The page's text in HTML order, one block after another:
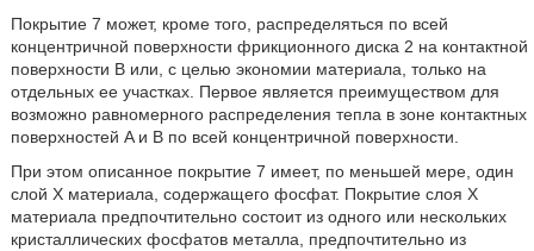
Покрытие 7 может, кроме того, распределяться по всей
концентричной поверхности фрикционного диска 2 на контактной
поверхности B или, с целью экономии материала, только на
отдельных ее участках. Первое является преимуществом для
возможно равномерного распределения тепла в зоне контактных
поверхностей A и B по всей концентричной поверхности.
При этом описанное покрытие 7 имеет, по меньшей мере, один
слой X материала, содержащего фосфат. Покрытие слоя X
материала предпочтительно состоит из одного или нескольких
кристаллических фосфатов металла, предпочтительно из